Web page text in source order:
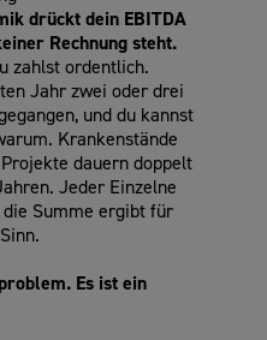
drückt dein EBITDA
Rechnung steht.
zahlst ordentlich.
Jahr zwei oder drei
und du kannst
Krankenstände
dauern doppelt
Jeder Einzelne
Summe ergibt für
Es ist ein